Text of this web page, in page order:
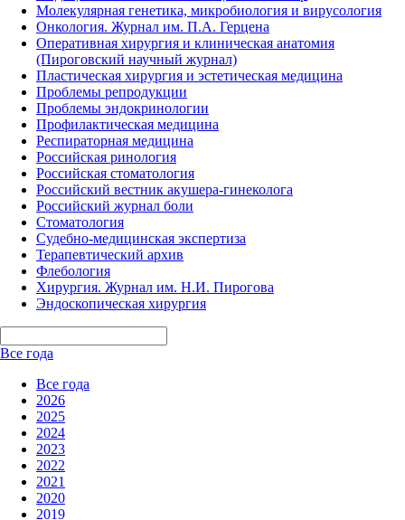
Молекулярная генетика, микробиология и вирусология
Онкология. Журнал им. П.А. Герцена
Оперативная хирургия и клиническая анатомия
(Пироговский научный журнал)
Пластическая хирургия и эстетическая медицина
Проблемы репродукции
Проблемы эндокринологии
Профилактическая медицина
Респираторная медицина
Российская ринология
Российская стоматология
Российский вестник акушера-гинеколога
Российский журнал боли
Стоматология
Судебно-медицинская экспертиза
Терапевтический архив
Флебология
Хирургия. Журнал им. Н.И. Пирогова
Эндоскопическая хирургия
Все года
Все года
2026
2025
2024
2023
2022
2021
2020
2019